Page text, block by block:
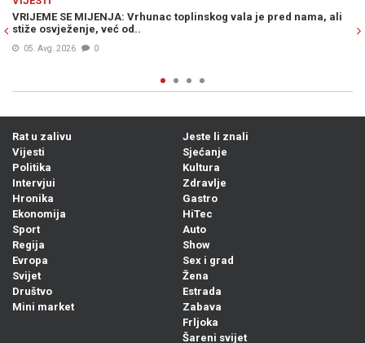
Vrhunac toplinskog vala je pred nama, ali
ŠOKANTNE
plaćenih UBICA, čekaju
Rat u zalivu
Vijesti
Politika
Intervjui
Hronika
Ekonomija
Sport
Regija
Evropa
Svijet
Društvo
Mini market
Jeste li znali
Sjećanje
Kultura
Zdravlje
Gastro
HiTec
Auto
Show
Sex i grad
Žena
Estrada
Zabava
Frljoka
Šareni svijet